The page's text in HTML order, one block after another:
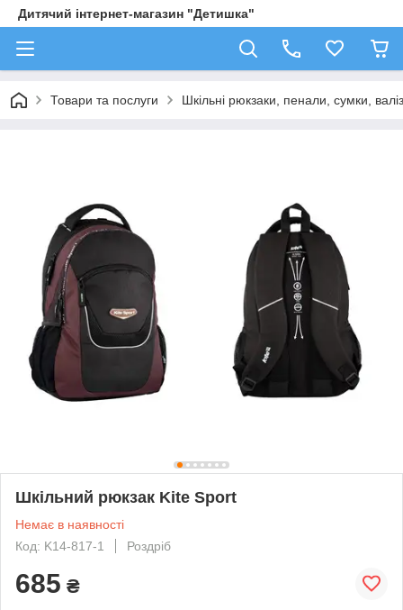
Дитячий інтернет-магазин "Детишка"
Товари та послуги Шкільні рюкзаки, пенали, сумки,
Шкільний рюкзак Kite Sport
Немає в наявності
Код: K14-817-1
Роздріб
685 ₴